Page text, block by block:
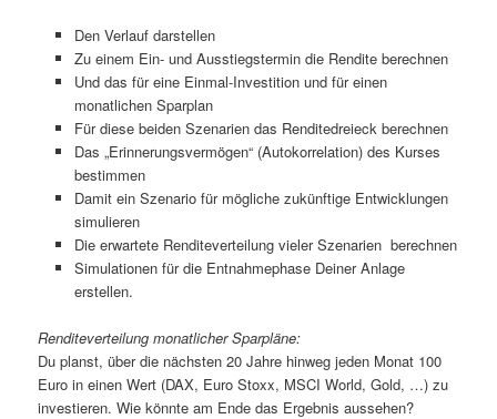
Den Verlauf darstellen
Zu einem Ein- und Ausstiegstermin die Rendite berechnen
Und das für eine Einmal-Investition und für einen
monatlichen Sparplan
Für diese beiden Szenarien das Renditedreieck berechnen
Das „Erinnerungsvermögen“ (Autokorrelation) des Kurses
bestimmen
Damit ein Szenario für mögliche zukünftige Entwicklungen
simulieren
Die erwartete Renditeverteilung vieler Szenarien berechnen
Simulationen für die Entnahmephase Deiner Anlage
erstellen.
Renditeverteilung monatlicher Sparpläne:
Du planst, über die nächsten 20 Jahre hinweg jeden Monat 100
Euro in einen Wert (DAX, Euro Stoxx, MSCI World, Gold, …) zu
investieren. Wie könnte am Ende das Ergebnis aussehen?